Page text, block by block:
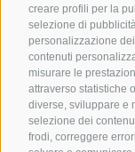
creare profili per la
selezione di
personalizzazione
contenuti
misurare le
attraverso statistiche
diverse, sviluppare e
selezione dei
frodi, correggere
UFFICIO PER IL
SOCIAL MEDIA POLICY |
Preferenze Cookies